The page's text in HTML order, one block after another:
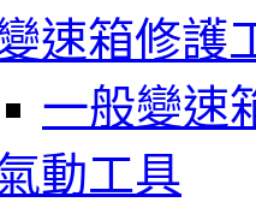
速箱修護
一般變速
動工具